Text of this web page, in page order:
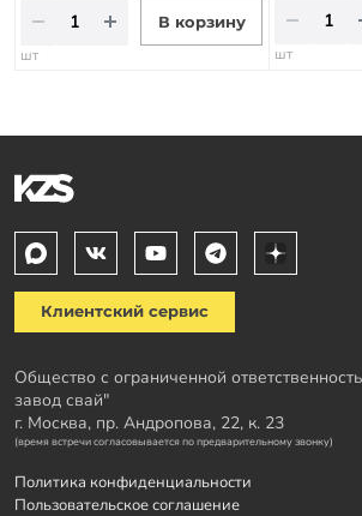
В корзину
шт шт
Клиентский сервис
Общество с ограниченной
завод свай"
г. Москва, пр. Андропова, 22, к. 23
(время встречи согласовывается по предварительному звонку)
Политика конфиденциальности
Пользовательское соглашение